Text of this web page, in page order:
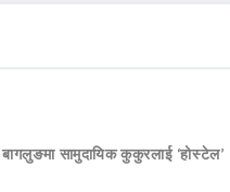
बागलुङमा सामुदायिक कुकुरलाई ‘होस्टेल’